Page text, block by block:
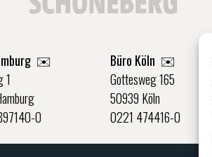
✉️
1
0
Büro Köln ✉️
Gottesweg 165
50939 Köln
0221 474416-0